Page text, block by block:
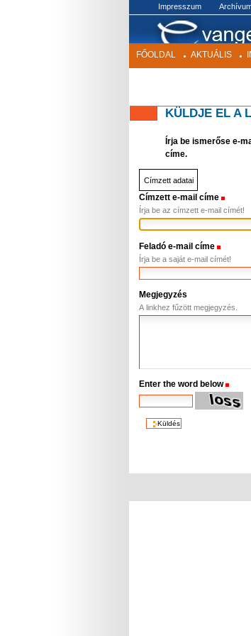
Impresszum
FŐOLDAL AKTUÁLIS
KÜLDJE EL A
Írja be ismerőse e-
címe.
Címzett adatai
Címzett e-mail címe
Írja be az címzett e-mail címét!
Feladó e-mail címe
Írja be a saját e-mail címét!
Megjegyzés
A linkhez fűzött megjegyzés.
Enter the word below